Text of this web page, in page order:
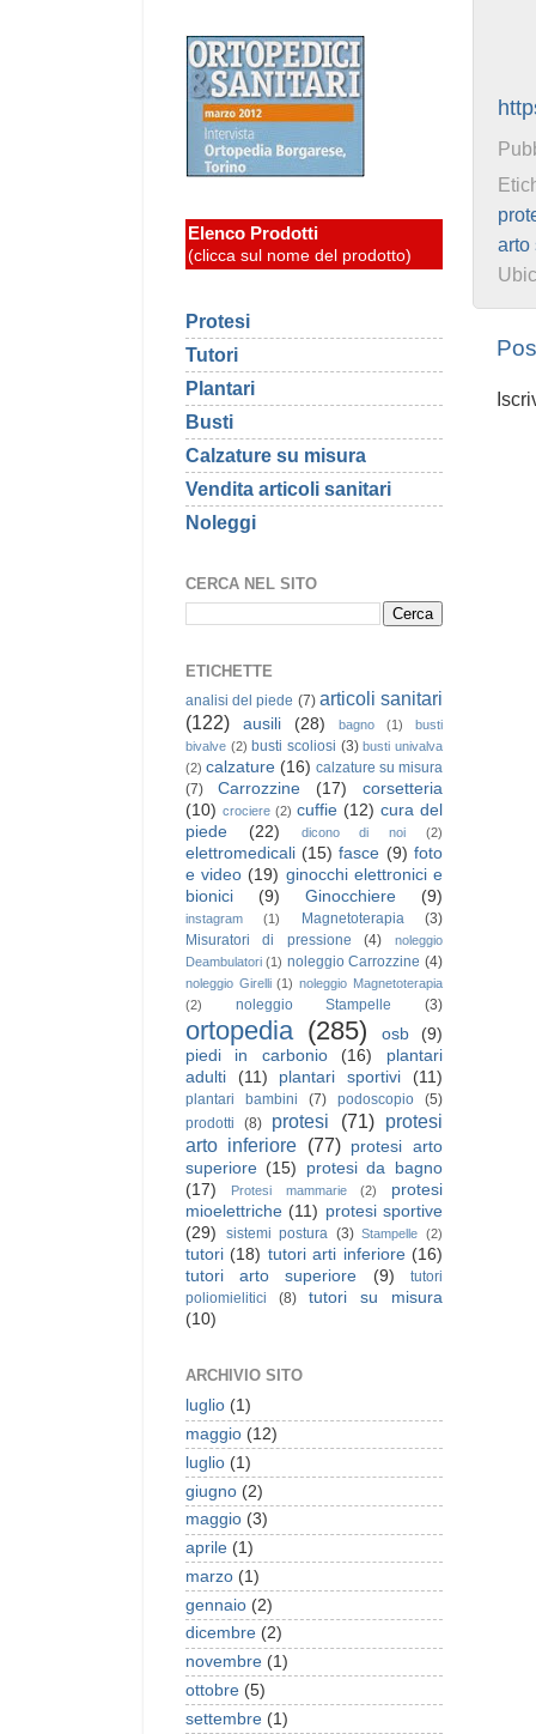
arto
Elenco Prodotti
(clicca sul nome del prodotto)
Protesi
Tutori
Plantari
Busti
Calzature su misura
Vendita articoli sanitari
Noleggi
CERCA NEL SITO
ETICHETTE
analisi del piede (7) articoli sanitari
(122)
ausili (28) bagno (1)
busti
bivalve (2) busti scoliosi (3) busti univalva
(2) calzature (16) calzature su misura
(7)
Carrozzine (17)
corsetteria
(10) crociere (2) cuffie (12) cura del
piede
(22) dicono di noi (2)
elettromedicali (15) fasce (9) foto
e video (19) ginocchi elettronici e
bionici
(9) Ginocchiere (9)
instagram (1) Magnetoterapia
(3)
Misuratori di pressione
(4)
noleggio
Deambulatori (1) noleggio Carrozzine (4)
noleggio Girelli (1) noleggio Magnetoterapia
(2)
noleggio Stampelle (3)
ortopedia (285) osb
(9)
piedi in carbonio
(16)
plantari
adulti
(11) plantari sportivi (11)
plantari bambini (7) podoscopio
(5)
prodotti
(8) protesi (71) protesi
arto inferiore (77) protesi arto
superiore (15)
protesi da bagno
(17)
Protesi mammarie (2)
protesi
mioelettriche (11) protesi sportive
(29)
sistemi postura (3) Stampelle (2)
tutori (18) tutori arti inferiore (16)
tutori arto superiore
(9)
tutori
poliomielitici
(8)
tutori su misura
(10)
ARCHIVIO SITO
luglio (1)
maggio (12)
luglio (1)
giugno (2)
maggio (3)
aprile (1)
marzo (1)
gennaio (2)
dicembre (2)
novembre (1)
ottobre (5)
settembre (1)